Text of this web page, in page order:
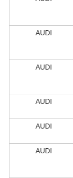
AUDI
AUDI
AUDI
AUDI
AUDI